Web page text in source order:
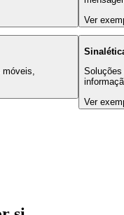
Ver
móveis,
Ver